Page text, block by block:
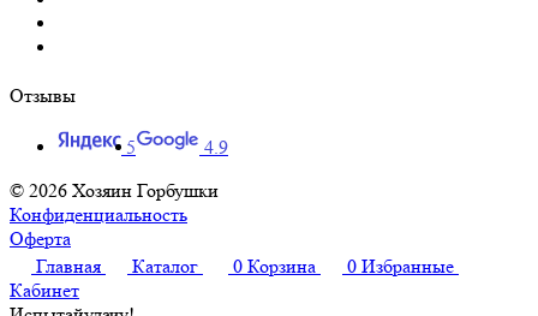
Отзывы
5
4.9
© 2026 Хозяин Горбушки
Конфиденциальность
Оферта
Главная
Каталог 0 Корзина 0 Избранные
Кабинет